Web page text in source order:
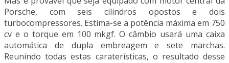
Porsche, com seis cilindros opostos e dois
turbocompressores. Estima-se a potência máxima em 750
cv e o torque em 100 mkgf. O câmbio usará uma caixa
automática de dupla embreagem e sete marchas.
Reunindo todas estas caraterísticas, o resultado desse